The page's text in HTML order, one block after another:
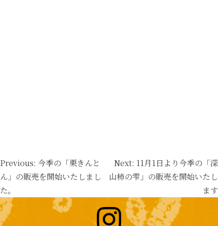
投
稿
ナ
ビ
ゲ
Previous: 今季の「栗きんと
ん」の販売を開始いたしまし
た。
Next: 11月1日より今季の「深
山柿の雫」の販売を開始いたし
ます